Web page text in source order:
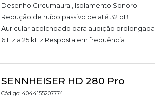
Desenho Circumaural, Isolamento Sonoro
Redução de ruído passivo de até 32 dB
Auricular acolchoado para audição prolongada
6 Hz a 25 kHz Resposta em frequência
SENNHEISER HD 280 Pro
Código: 4044155207774